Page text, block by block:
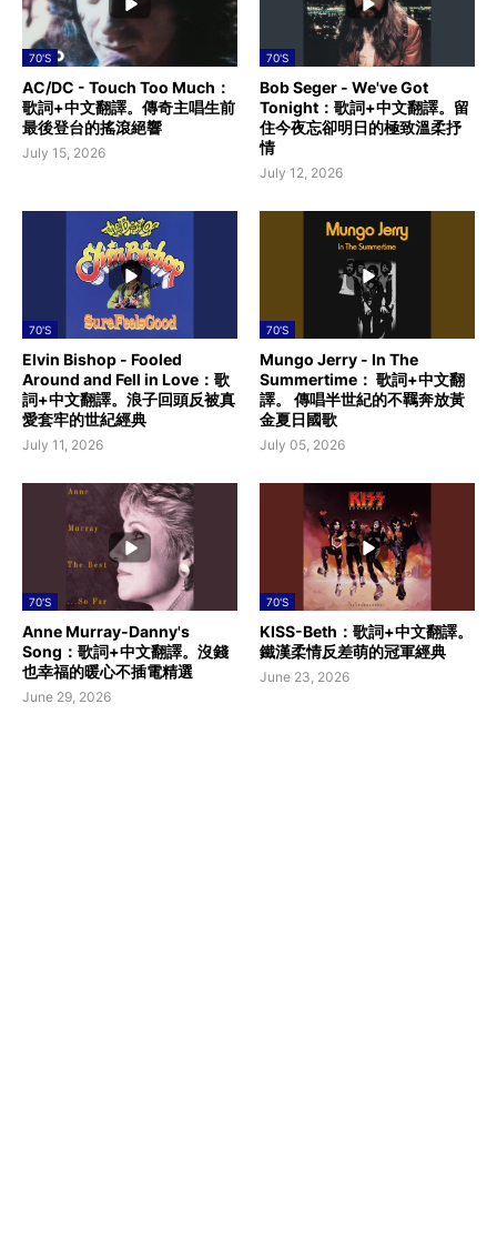
70'S
AC/DC - Touch Too Much：
歌詞+中文翻譯。傳奇主唱生前
最後登台的搖滾絕響
July 15, 2026
70'S
Bob Seger - We've Got
Tonight：歌詞+中文翻譯。留
住今夜忘卻明日的極致溫柔抒
情
July 12, 2026
70'S
Elvin Bishop - Fooled
Around and Fell in Love：歌
詞+中文翻譯。浪子回頭反被真
愛套牢的世紀經典
July 11, 2026
70'S
Mungo Jerry - In The
Summertime： 歌詞+中文翻
譯。 傳唱半世紀的不羈奔放黃
金夏日國歌
July 05, 2026
70'S
Anne Murray-Danny's
Song：歌詞+中文翻譯。沒錢
也幸福的暖心不插電精選
June 29, 2026
70'S
KISS-Beth：歌詞+中文翻譯。
鐵漢柔情反差萌的冠軍經典
June 23, 2026